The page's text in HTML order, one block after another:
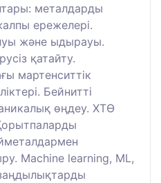
металдарды
ережелері.
және ыдырауы.
қатайту.
мартенситтік
Бейнитті
өңдеу. ХТӨ
Machine learning, ML,